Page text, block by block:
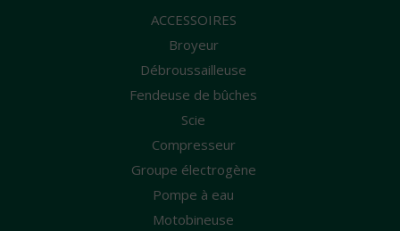
ACCESSOIRES
Broyeur
Débroussailleuse
Fendeuse de bûches
Scie
Compresseur
Groupe électrogène
Pompe à eau
Motobineuse